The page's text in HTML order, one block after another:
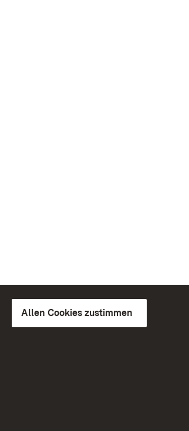
Allen Cookies zustimmen